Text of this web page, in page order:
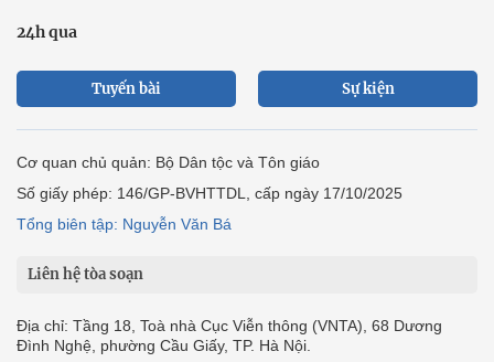
24h qua
Tuyến bài Sự kiện
Cơ quan chủ quản: Bộ Dân tộc và Tôn giáo
Số giấy phép: 146/GP-BVHTTDL, cấp ngày 17/10/2025
Tổng biên tập: Nguyễn Văn Bá
Liên hệ tòa soạn
Địa chỉ: Tầng 18, Toà nhà Cục Viễn thông (VNTA), 68 Dương
Đình Nghệ, phường Cầu Giấy, TP. Hà Nội.